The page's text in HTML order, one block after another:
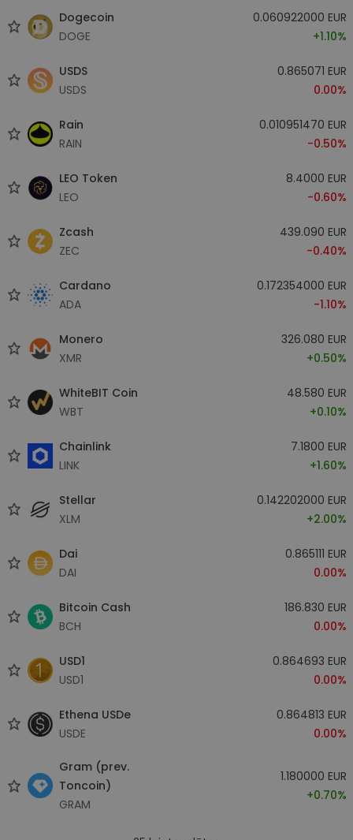
Dogecoin
DOGE
0.060922000 EUR
+1.10%
USDS
USDS
0.865071 EUR
0.00%
Rain
RAIN
0.010951470 EUR
-0.50%
LEO Token
LEO
8.4000 EUR
-0.60%
Zcash
ZEC
439.090 EUR
-0.40%
Cardano
ADA
0.172354000 EUR
-1.10%
Monero
XMR
326.080 EUR
+0.50%
WhiteBIT Coin
WBT
48.580 EUR
+0.10%
Chainlink
LINK
7.1800 EUR
+1.60%
Stellar
XLM
0.142202000 EUR
+2.00%
Dai
DAI
0.865111 EUR
0.00%
Bitcoin Cash
BCH
186.830 EUR
0.00%
USD1
USD1
0.864693 EUR
0.00%
Ethena USDe
USDE
0.864813 EUR
0.00%
Gram (prev.
Toncoin)
GRAM
1.180000 EUR
+0.70%